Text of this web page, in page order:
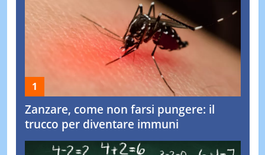
Zanzare, come non farsi pungere: il
trucco per diventare immuni